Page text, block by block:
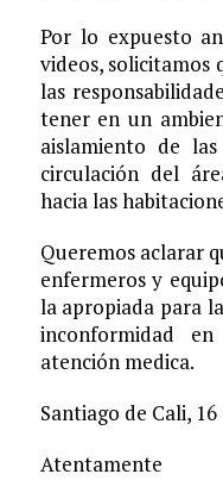
Por lo expuesto
videos, solicitamos
las
tener en un
aislamiento de
circulación del
hacia las
Queremos aclarar
enfermeros y
la apropiada para
inconformidad
atención medica.
Santiago de Cali,
Atentamente